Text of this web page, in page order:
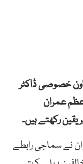
خصوصی ڈاکٹر
عمران
یقین رکھتے ہیں۔
نے سماجی رابطے